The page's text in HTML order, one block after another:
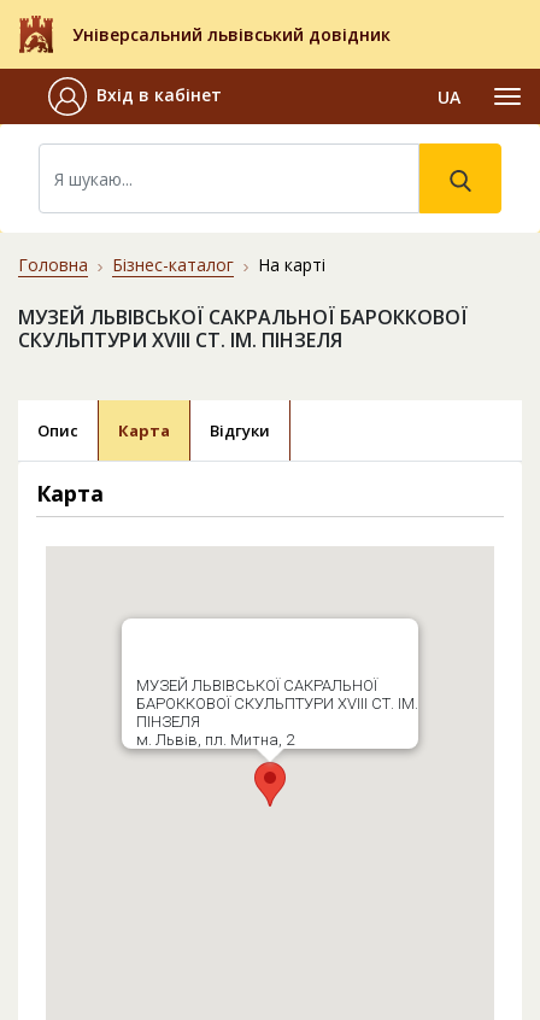
Універсальний львівський довідник
Вхід в кабінет UA
Головна Бізнес-каталог На карті
МУЗЕЙ ЛЬВІВСЬКОЇ САКРАЛЬНОЇ БАРОККОВОЇ
СКУЛЬПТУРИ XVIII СТ. ІМ. ПІНЗЕЛЯ
Опис Карта Відгуки
Карта
МУЗЕЙ ЛЬВІВСЬКОЇ САКРАЛЬНОЇ
БАРОККОВОЇ СКУЛЬПТУРИ XVIII СТ. ІМ.
ПІНЗЕЛЯ
м. Львів, пл. Митна, 2